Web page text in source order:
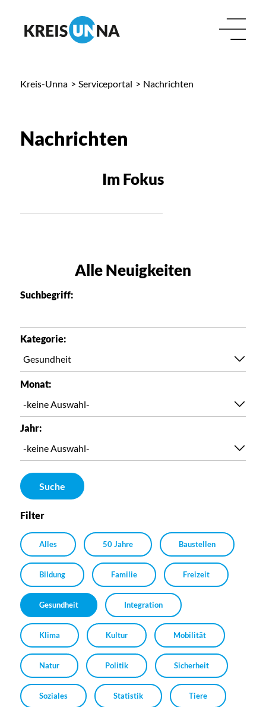
Kreis-Unna > Serviceportal > Nachrichten
Nachrichten
Im Fokus
Alle Neuigkeiten
Suchbegriff:
Kategorie:
Monat:
Jahr:
Suche
Filter
Alles 50 Jahre Baustellen
Bildung Familie Freizeit
Gesundheit Integration
Klima Kultur Mobilität
Natur Politik Sicherheit
Soziales Statistik Tiere